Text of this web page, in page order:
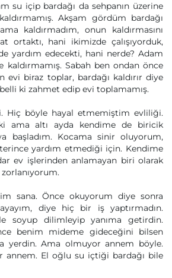
su içip bardağı da sehpanın üzerine
Akşam gördüm bardağı
kaldırmadım, onun kaldırmasını
ortaktı, hani ikimizde çalışıyorduk,
yardım edecekti, hani nerde? Adam
kaldırmamış. Sabah ben ondan önce
evi biraz toplar, bardağı kaldırır diye
ki zahmet edip evi toplamamış.
Hiç böyle hayal etmemiştim evliliği.
ama altı ayda kendime de biricik
başladım. Kocama sinir oluyorum,
yardım etmediği için. Kendime
ev işlerinden anlamayan biri olarak
sana. Önce okuyorum diye sonra
diye hiç bir iş yaptırmadın.
soyup dilimleyip yanıma getirdin.
benim mideme gideceğini bilsen
yerdin. Ama olmuyor annem böyle.
annem. El oğlu su içtiği bardağı bile